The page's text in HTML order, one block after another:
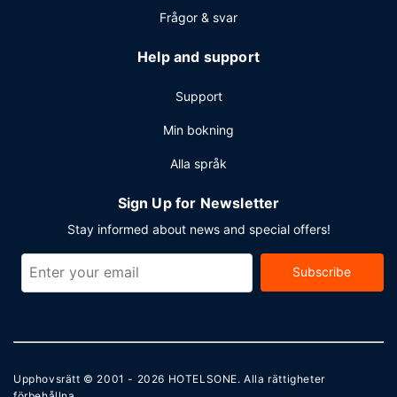
Frågor & svar
Help and support
Support
Min bokning
Alla språk
Sign Up for Newsletter
Stay informed about news and special offers!
Subscribe
Upphovsrätt © 2001 - 2026 HOTELSONE. Alla rättigheter